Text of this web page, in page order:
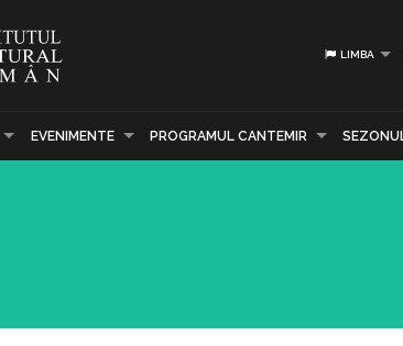
LIMBA
EVENIMENTE PROGRAMUL CANTEMIR